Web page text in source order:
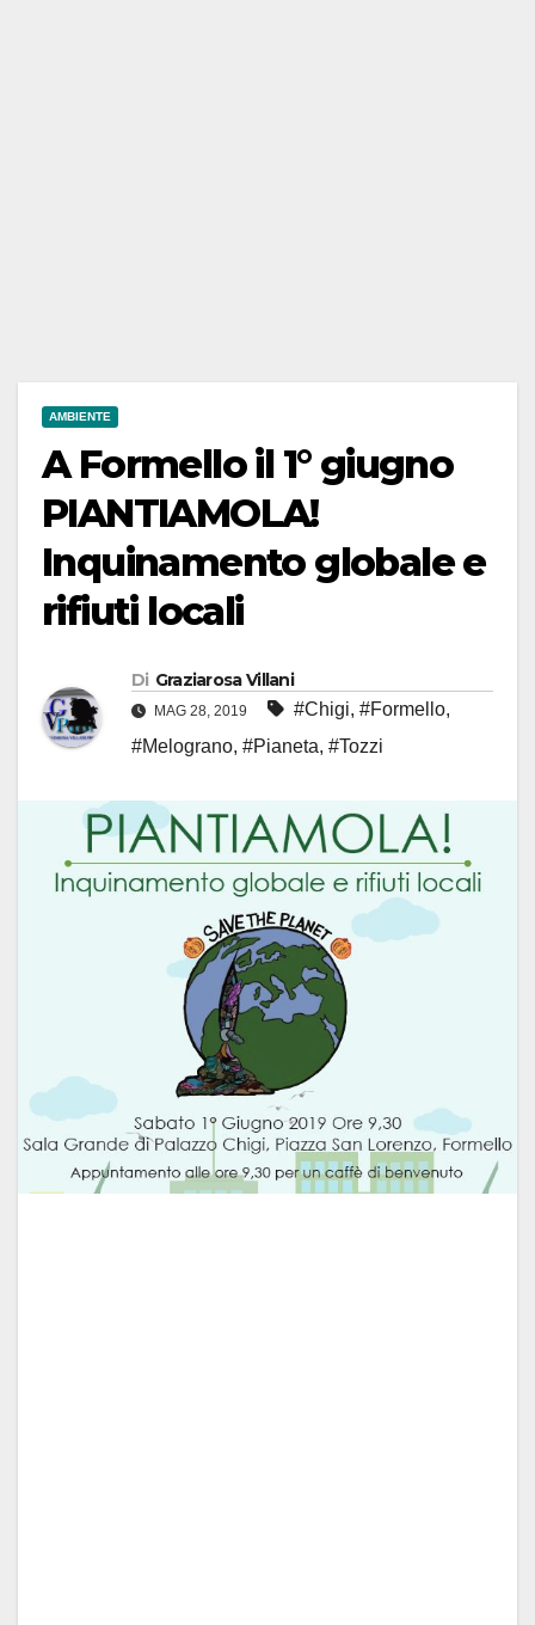
AMBIENTE
A Formello il 1° giugno
PIANTIAMOLA!
Inquinamento globale e
rifiuti locali
Di Graziarosa Villani
MAG 28, 2019 #Chigi, #Formello,
#Melograno, #Pianeta, #Tozzi